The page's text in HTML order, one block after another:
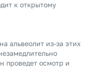
к открытому
альвеолит из-за этих
проведет осмотр и